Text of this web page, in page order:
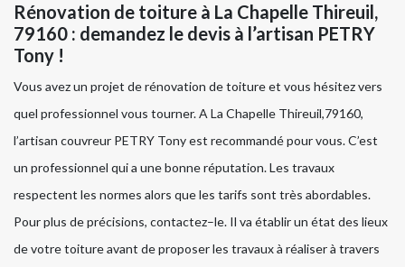
Rénovation de toiture à La Chapelle Thireuil,
79160 : demandez le devis à l’artisan PETRY
Tony !
Vous avez un projet de rénovation de toiture et vous hésitez vers
quel professionnel vous tourner. A La Chapelle Thireuil,79160,
l’artisan couvreur PETRY Tony est recommandé pour vous. C’est
un professionnel qui a une bonne réputation. Les travaux
respectent les normes alors que les tarifs sont très abordables.
Pour plus de précisions, contactez–le. Il va établir un état des lieux
de votre toiture avant de proposer les travaux à réaliser à travers